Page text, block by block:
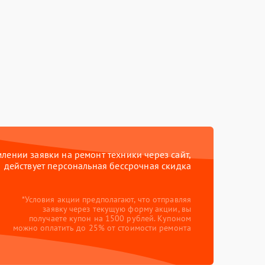
заявки на ремонт техники через сайт,
действует персональная бессрочная скидка
*Условия акции предполагают, что отправляя
заявку через текущую форму акции, вы
получаете купон на 1500 рублей. Купоном
можно оплатить до 25% от стоимости ремонта